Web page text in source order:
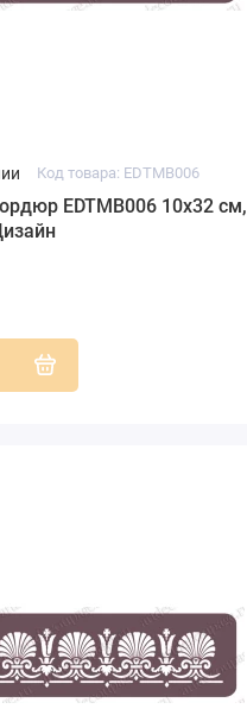
Код товара: EDTMB006
EDTMB006 10х32 см,